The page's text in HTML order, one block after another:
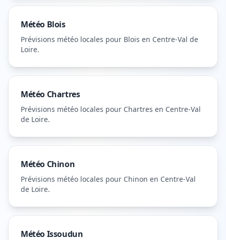
Météo Blois
Prévisions météo locales pour Blois en Centre-Val de
Loire.
Météo Chartres
Prévisions météo locales pour Chartres en Centre-Val
de Loire.
Météo Chinon
Prévisions météo locales pour Chinon en Centre-Val
de Loire.
MétéoIssoudun